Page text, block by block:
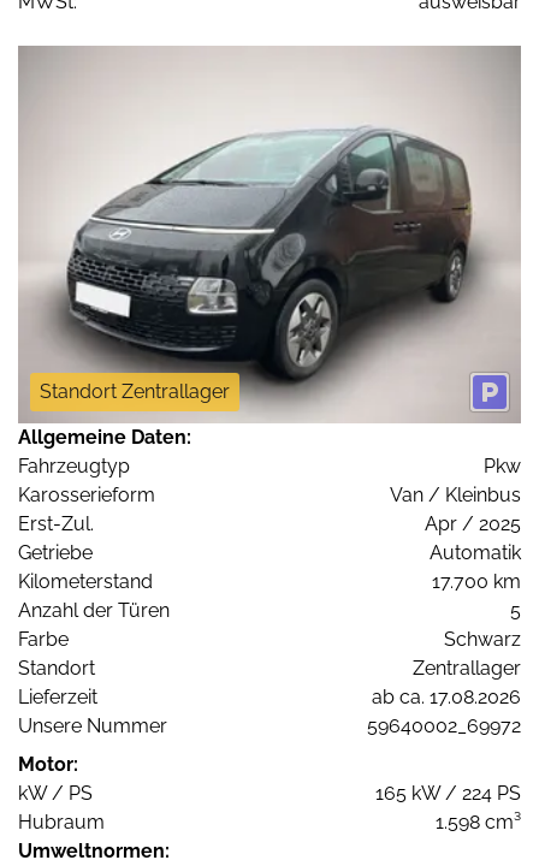
Standort Zentrallager
Allgemeine Daten:
Fahrzeugtyp
Pkw
Karosserieform
Van / Kleinbus
Erst-Zul.
Apr / 2025
Getriebe
Automatik
Kilometerstand
17.700 km
Anzahl der Türen
5
Farbe
Schwarz
Standort
Zentrallager
Lieferzeit
ab ca. 17.08.2026
Unsere Nummer
59640002_69972
Motor:
kW / PS
165 kW / 224 PS
Hubraum
1.598 cm³
Umweltnormen: